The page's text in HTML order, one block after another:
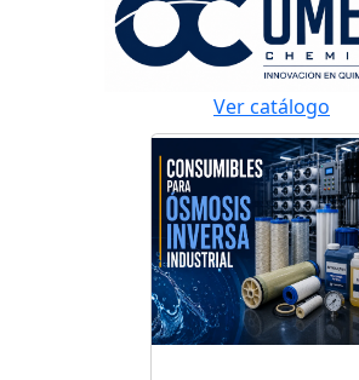
Ver catálogo